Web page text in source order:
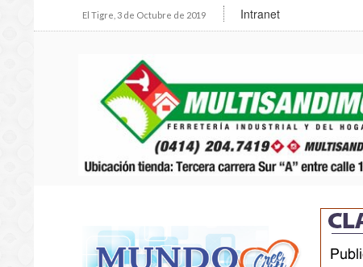
El Tigre, 3 de Octubre de 2019 Intranet